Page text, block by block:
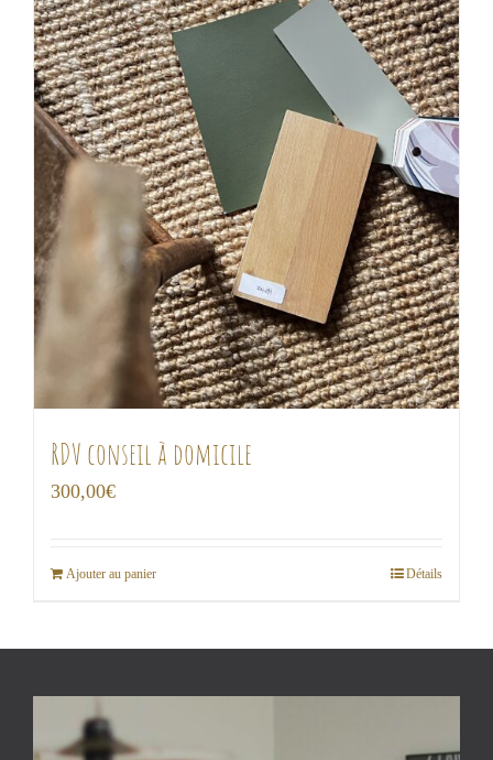
RDV conseil à domicile
300,00€
Ajouter au panier Détails